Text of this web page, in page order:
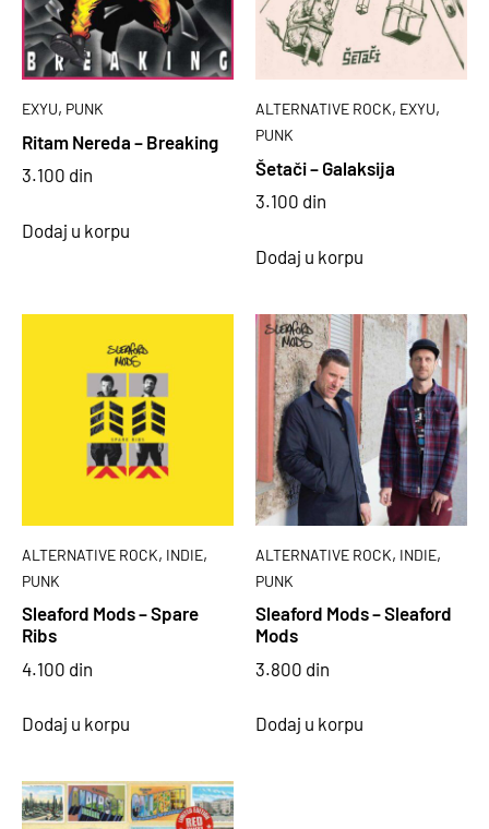
EXYU, PUNK
Ritam Nereda – Breaking
3.100 din
Dodaj u korpu
ALTERNATIVE ROCK, EXYU,
PUNK
Šetači – Galaksija
3.100 din
Dodaj u korpu
ALTERNATIVE ROCK, INDIE,
PUNK
Sleaford Mods – Spare
Ribs
4.100 din
Dodaj u korpu
ALTERNATIVE ROCK, INDIE,
PUNK
Sleaford Mods – Sleaford
Mods
3.800 din
Dodaj u korpu